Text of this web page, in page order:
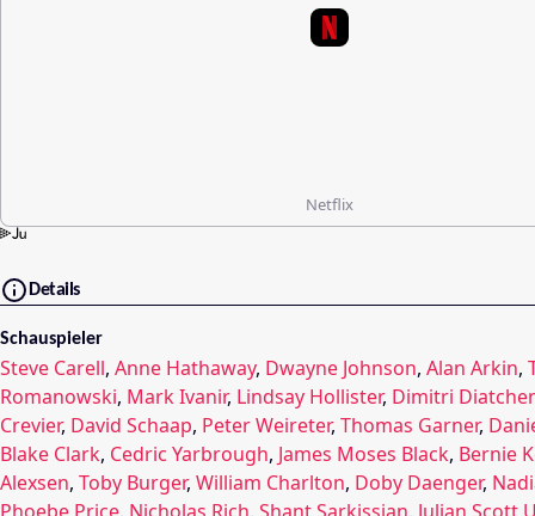
Netflix
Details
Schauspieler
Steve Carell, Anne Hathaway, Dwayne Johnson, Alan Arkin,
Romanowski, Mark Ivanir, Lindsay Hollister, Dimitri
Crevier, David Schaap, Peter Weireter, Thomas Garner,
Blake Clark, Cedric Yarbrough, James Moses Black, Bernie
Alexsen, Toby Burger, William Charlton, Doby Daenger,